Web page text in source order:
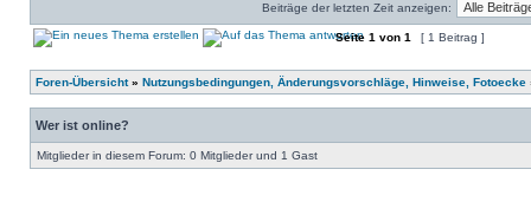
Beiträge der letzten Zeit anzeigen:
Seite 1 von 1 [ 1 Beitrag ]
Foren-Übersicht» Nutzungsbedingungen, Änderungsvorschläge, Hinweise, Fotoecke
Wer ist online?
Mitglieder in diesem Forum: 0 Mitglieder und 1 Gast